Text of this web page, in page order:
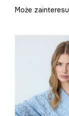
Może